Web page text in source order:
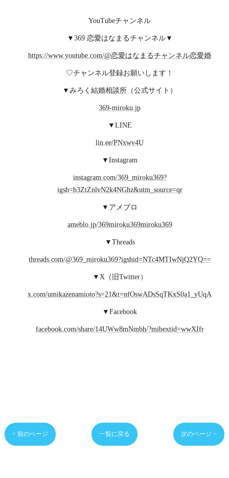
YouTubeチャンネル
▼369 恋愛はなまるチャンネル▼
https://www.youtube.com/@恋愛はなまるチャンネル恋愛婚
♡チャンネル登録お願いします！
▼みろく結婚相談所（公式サイト）
369-miroku.jp
▼LINE
lin.ee/PNxwv4U
▼Instagram
instagram.com/369_miroku369?
igsh=b3ZtZnlvN2k4NGhz&utm_source=qr
▼アメブロ
ameblo.jp/369miroku369miroku369
▼Threads
threads.com/@369_miroku369?igshid=NTc4MTIwNjQ2YQ==
▼X（旧Twitter）
x.com/umikazenamioto?s=21&t=nfOswADsSqTKxS0a1_yUqA
▼Facebook
facebook.com/share/14UWw8mNmbh/?mibextid=wwXIfr
< 前のページ 一覧に戻る 次のページ >